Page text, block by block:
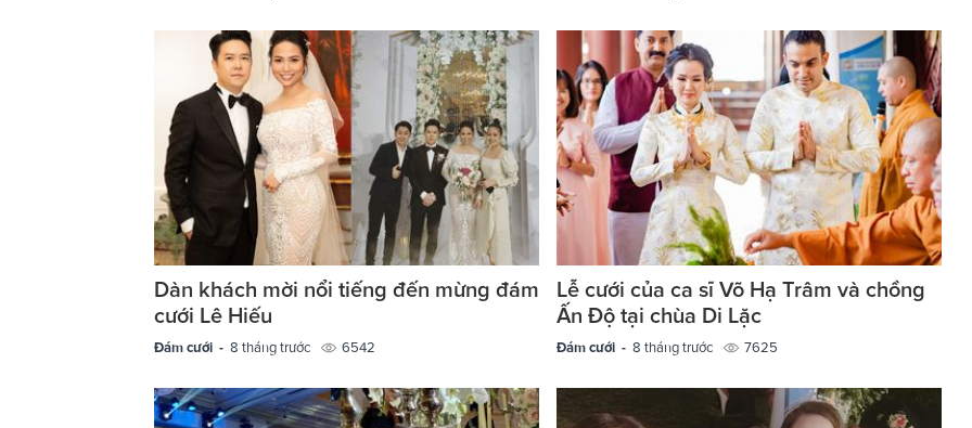
Dàn khách mời nổi tiếng đến mừng đám
cưới Lê Hiếu
Đám cưới - 8 tháng trước 6542
Lễ cưới của ca sĩ Võ Hạ Trâm và chồng
Ấn Độ tại chùa Di Lặc
Đám cưới - 8 tháng trước 7625